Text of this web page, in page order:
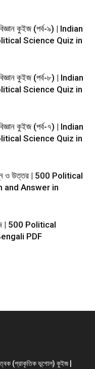
কুইজ (পর্ব-৯) | Indian
Science Quiz in
কুইজ (পর্ব-৮) | Indian
Science Quiz in
কুইজ (পর্ব-৭) | Indian
Science Quiz in
ও উত্তর | 500 Political
and Answer in
| 500 Political
PDF
ভূত্বক (প্রাকৃতিক ভূগোল) কুইজ |